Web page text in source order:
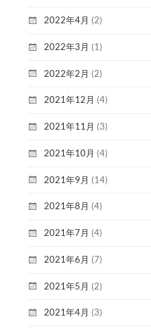
2022年4月 (2)
2022年3月 (1)
2022年2月 (2)
2021年12月 (4)
2021年11月 (3)
2021年10月 (4)
2021年9月 (14)
2021年8月 (4)
2021年7月 (4)
2021年6月 (7)
2021年5月 (2)
2021年4月 (3)